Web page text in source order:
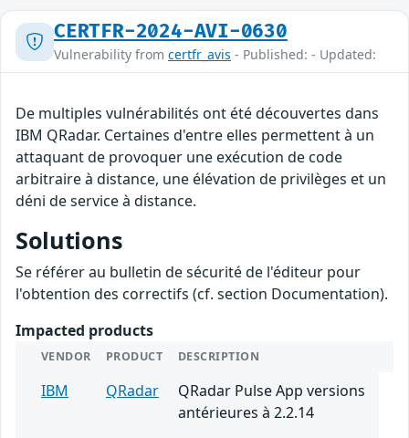
CERTFR-2024-AVI-0630
Vulnerability from certfr_avis - Published: - Updated:
De multiples vulnérabilités ont été découvertes dans
IBM QRadar. Certaines d'entre elles permettent à un
attaquant de provoquer une exécution de code
arbitraire à distance, une élévation de privilèges et un
déni de service à distance.
Solutions
Se référer au bulletin de sécurité de l'éditeur pour
l'obtention des correctifs (cf. section Documentation).
Impacted products
VENDOR PRODUCT DESCRIPTION
IBM QRadar
QRadar Pulse App versions
antérieures à 2.2.14